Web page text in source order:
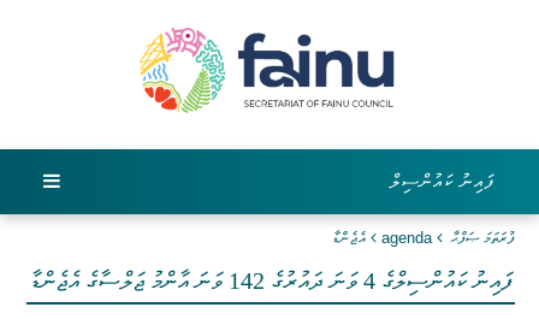
ފައިނު ކައުންސިލް
ފުރަތަމަ ޞަފްޙާ agenda އެޖެންޑާ
ފައިނު ކައުންސިލްގެ 4 ވަނަ ދައުރުގެ 142 ވަނަ އާންމު ޖަލްސާގެ އެޖެންޑާ